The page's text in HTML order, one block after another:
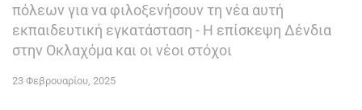
πόλεων για να φιλοξενήσουν τη νέα αυτή
εκπαιδευτική εγκατάσταση - Η επίσκεψη Δένδια
στην Οκλαχόμα και οι νέοι στόχοι
23 Φεβρουαρίου, 2025